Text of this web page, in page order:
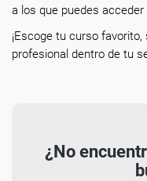
a los que puedes
¡Escoge tu curso
profesional dentro de tu
¿No